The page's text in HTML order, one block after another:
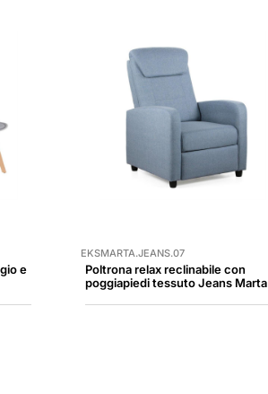
e
EKSMARTA.JEANS.07
Poltrona relax reclinabile con
poggiapiedi tessuto Jeans Marta